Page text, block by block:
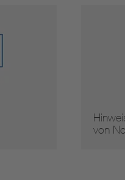
von